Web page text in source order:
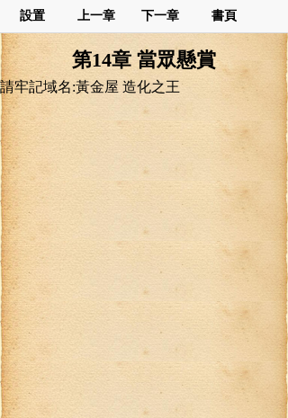
設置 上一章 下一章 書頁
第14章 當眾懸賞
請牢記域名:黃金屋 造化之王